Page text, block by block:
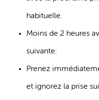
habituelle.
Moins de 2 heures
suivante:
Prenez
et ignorez la prise